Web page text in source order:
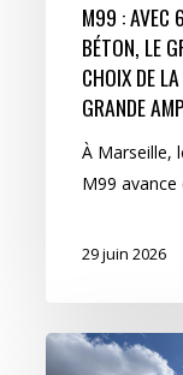
M99 : AVEC
BÉTON, LE
CHOIX DE
GRANDE
À Marseille,
M99
29 juin 2026